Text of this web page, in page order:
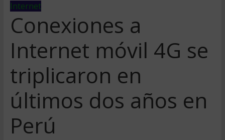
Internet
Conexiones a
Internet móvil 4G se
triplicaron en
últimos dos años en
Perú